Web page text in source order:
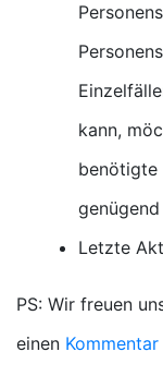
kann,
benötigte
Letzte
PS: Wir freuen
einen Kommentar